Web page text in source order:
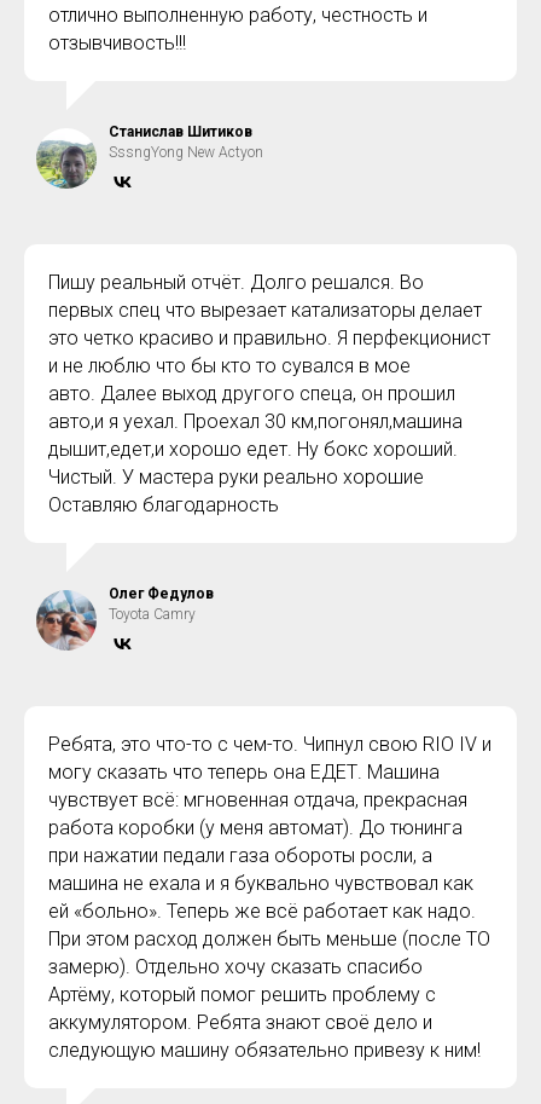
отлично выполненную работу, честность и
отзывчивость!!!
Станислав Шитиков
SssngYong New Actyon
Пишу реальный отчёт. Долго решался. Во
первых спец что вырезает катализаторы делает
это четко красиво и правильно. Я перфекционист
и не люблю что бы кто то сувался в мое
авто. Далее выход другого спеца, он прошил
авто,и я уехал. Проехал 30 км,погонял,машина
дышит,едет,и хорошо едет. Ну бокс хороший.
Чистый. У мастера руки реально хорошие
Оставляю благодарность
Олег Федулов
Toyota Camry
Ребята, это что-то с чем-то. Чипнул свою RIO IV и
могу сказать что теперь она ЕДЕТ. Машина
чувствует всё: мгновенная отдача, прекрасная
работа коробки (у меня автомат). До тюнинга
при нажатии педали газа обороты росли, а
машина не ехала и я буквально чувствовал как
ей «больно». Теперь же всё работает как надо.
При этом расход должен быть меньше (после ТО
замерю). Отдельно хочу сказать спасибо
Артёму, который помог решить проблему с
аккумулятором. Ребята знают своё дело и
следующую машину обязательно привезу к ним!